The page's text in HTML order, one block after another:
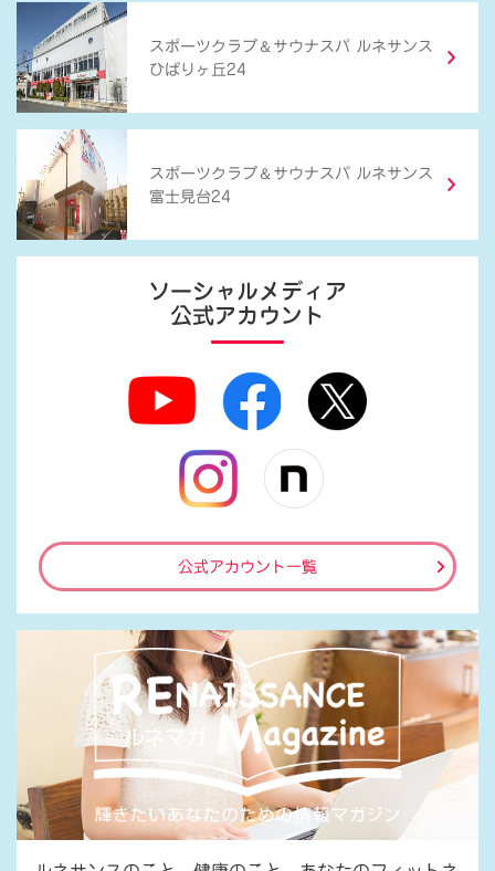
スポーツクラブ ＆ サウナスパ ルネサンス
ひばりヶ丘24
スポーツクラブ ＆ サウナスパ ルネサンス
富士見台24
ソーシャルメディア
公式アカウント
公式アカウント一覧